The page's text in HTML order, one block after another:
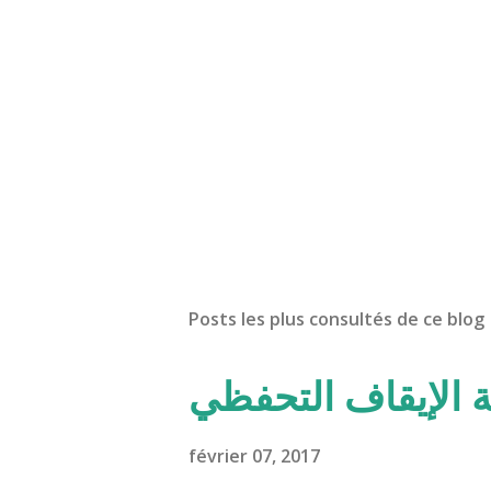
Posts les plus consultés de ce blog
الإيقاف التحفظي
février 07, 2017